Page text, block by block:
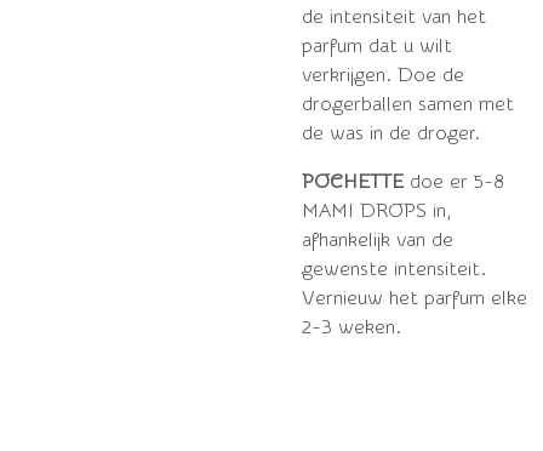
de intensiteit van het
parfum dat u wilt
verkrijgen. Doe de
drogerballen samen met
de was in de droger.
POCHETTE doe er 5-8
MAMI DROPS in,
afhankelijk van de
gewenste intensiteit.
Vernieuw het parfum elke
2-3 weken.